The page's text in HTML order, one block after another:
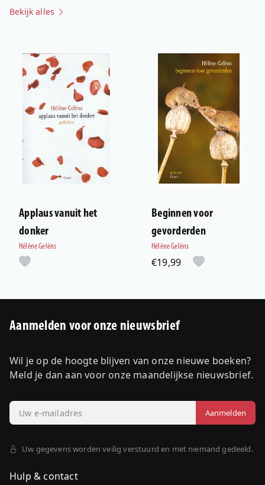
Bekijk alles
Applaus vanuit het
donker
Hélène Gelèns
Beginnen voor
gevorderden
Hélène Gelèns
€19,99
Aanmelden voor onze nieuwsbrief
Wil je op de hoogte blijven van onze nieuwe boeken?
Meld je dan aan voor onze maandelijkse nieuwsbrief.
Uw gegevens worden veilig verstuurd en met niemand gedeeld.
Hulp & contact